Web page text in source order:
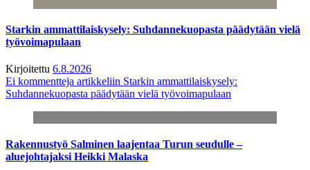
Starkin ammattilaiskysely: Suhdannekuopasta päädytään vielä
työvoimapulaan
Kirjoitettu 6.8.2026
Ei kommentteja artikkeliin Starkin ammattilaiskysely:
Suhdannekuopasta päädytään vielä työvoimapulaan
Rakennustyö Salminen laajentaa Turun seudulle –
aluejohtajaksi Heikki Malaska